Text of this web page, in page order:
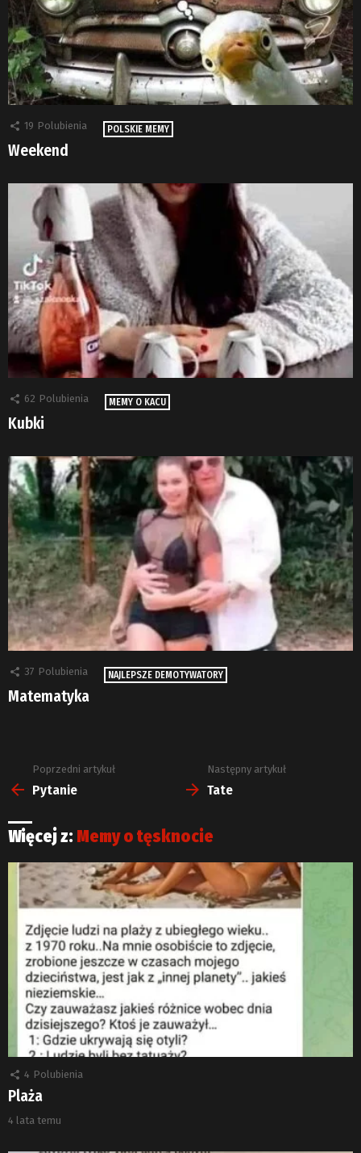
19 Polubienia POLSKIE MEMY
Weekend
62 Polubienia MEMY O KACU
Kubki
37 Polubienia NAJLEPSZE DEMOTYWATORY
Matematyka
Zobacz
więcej
Poprzedni artykuł
Pytanie
Następny artykuł
Tate
Więcej z: Memy o tęsknocie
4 Polubienia
Plaża
4 lata temu